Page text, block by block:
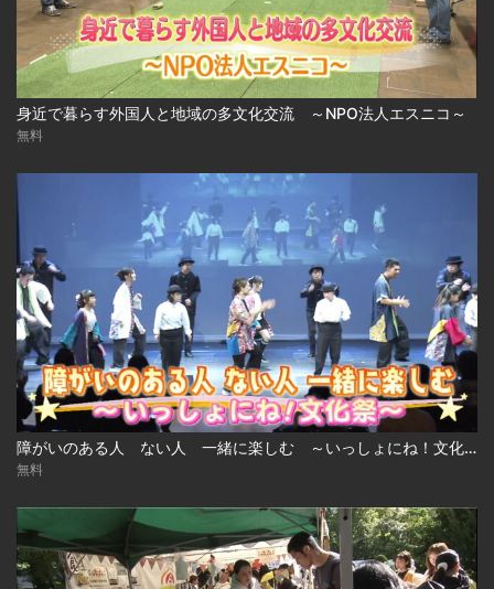
身近で暮らす外国人と地域の多文化交流 ～NPO法人エスニコ～
無料
障がいのある人 ない人 一緒に楽しむ ～いっしょにね！文化祭～
無料